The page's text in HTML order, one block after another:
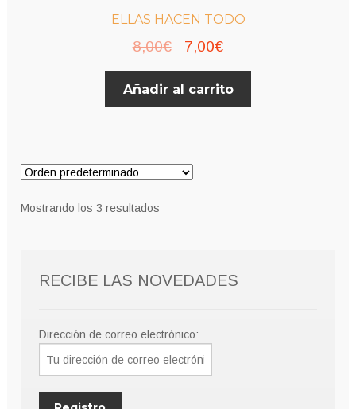
ELLAS HACEN TODO
8,00€
El
precio
original
7,00€El
precio
actual
Añadir al carrito
Mostrando los 3 resultados
RECIBE LAS NOVEDADES
Dirección de correo electrónico: